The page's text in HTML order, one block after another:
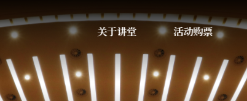
关于讲堂 活动购票